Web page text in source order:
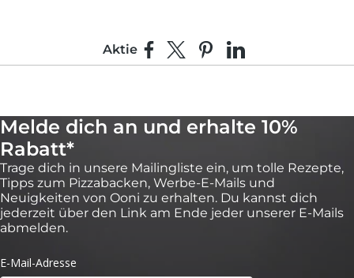
Aktie Auf Facebook teilen
Teilen auf X
Auf Pinterest pinnen
Auf LinkedIn teilen
Melde dich an und erhalte 10%
Rabatt*
Trage dich in unsere Mailingliste ein, um tolle Rezepte,
Tipps zum Pizzabacken, Werbe-E-Mails und
Neuigkeiten von Ooni zu erhalten. Du kannst dich
jederzeit über den Link am Ende jeder unserer E-Mails
abmelden.